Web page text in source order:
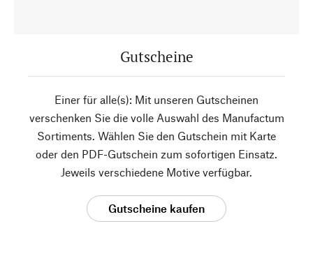
Gutscheine
Einer für alle(s): Mit unseren Gutscheinen
verschenken Sie die volle Auswahl des Manufactum
Sortiments. Wählen Sie den Gutschein mit Karte
oder den PDF-Gutschein zum sofortigen Einsatz.
Jeweils verschiedene Motive verfügbar.
Gutscheine kaufen